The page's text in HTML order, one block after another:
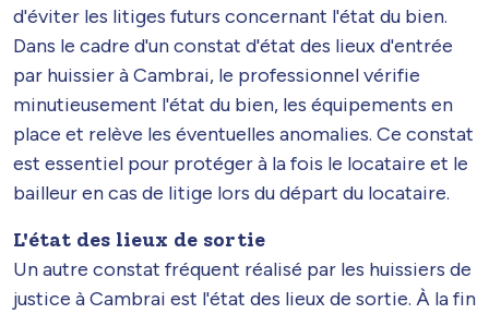
d'éviter les litiges futurs concernant l'état du bien.
Dans le cadre d'un constat d'état des lieux d'entrée
par huissier à Cambrai, le professionnel vérifie
minutieusement l'état du bien, les équipements en
place et relève les éventuelles anomalies. Ce constat
est essentiel pour protéger à la fois le locataire et le
bailleur en cas de litige lors du départ du locataire.
L'état des lieux de sortie
Un autre constat fréquent réalisé par les huissiers de
justice à Cambrai est l'état des lieux de sortie. À la fin